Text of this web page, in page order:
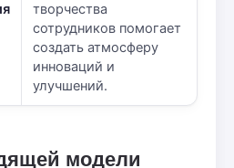
творчества
сотрудников помогает
создать атмосферу
инноваций и
улучшений.
модели